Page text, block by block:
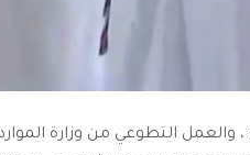
التطوعي من وزارة